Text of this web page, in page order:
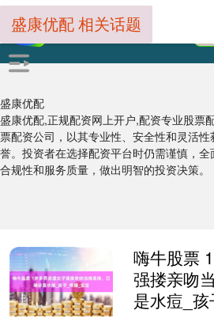
盛康优配
盛康优配,正规配资网上开户,配资专业股票
票配资公司，以其专业性、安全性和灵活
誉。投资者在选择配资平台时仍需谨慎，全
合规性和服务质量，做出明智的投资决策。
盛康优配 相关话题
嗨牛股票
强搂亲吻
是水痘_